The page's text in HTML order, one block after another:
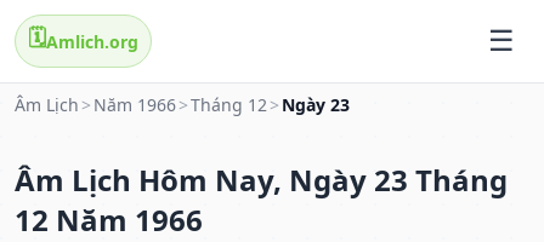
🗓️Amlich.org
Âm Lịch > Năm 1966>Tháng 12> Ngày 23
Âm Lịch Hôm Nay, Ngày 23 Tháng
12 Năm 1966